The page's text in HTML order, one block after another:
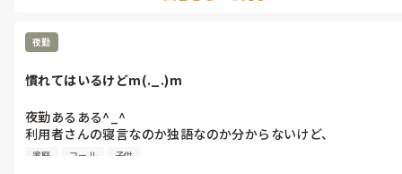
ろᕦ(ò_óˇ)ᕤ
夜勤
慣れてはいるけどm(._.)m
夜勤あるある^_^
利用者さんの寝言なのか独語なのか分からないけど、
リアルな会話をしている事がある。
家庭 コール 子供